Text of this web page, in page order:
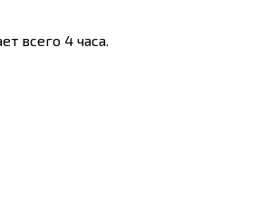
всего 4 часа.